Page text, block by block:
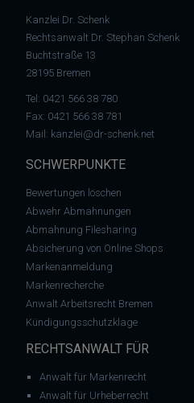
Kanzlei Dr. Schenk
Rechtsanwalt Dr. Stephan Schenk
Buchtstraße 13
28195 Bremen
Tel: 0421 566 38 780
Fax: 0421 566 38 781
Mail: kanzlei@dr-schenk.net
SCHWERPUNKTE
Bewertungen löschen
Abwehr Abmahnungen
Abmahnung Filesharing
Absicherung von Online Shops
Markenanmeldung
Markenrecherche
Anwalt Arbeitsrecht Bremen
Kündigungsschutzklage
RECHTSANWALT FÜR
Anwalt für Markenrecht
Anwalt für Urheberrecht